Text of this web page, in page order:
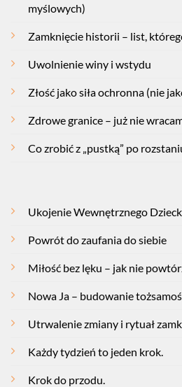
myślowych)
Zamknięcie historii – list,
Uwolnienie winy i wstydu
Złość jako siła ochronna (nie
Zdrowe granice – już nie
Co zrobić z „pustką” po
Ukojenie Wewnętrznego
Powrót do zaufania do siebie
Miłość bez lęku – jak nie
Nowa Ja – budowanie
Utrwalenie zmiany i rytuał
Każdy tydzień to jeden krok.
Krok do przodu.